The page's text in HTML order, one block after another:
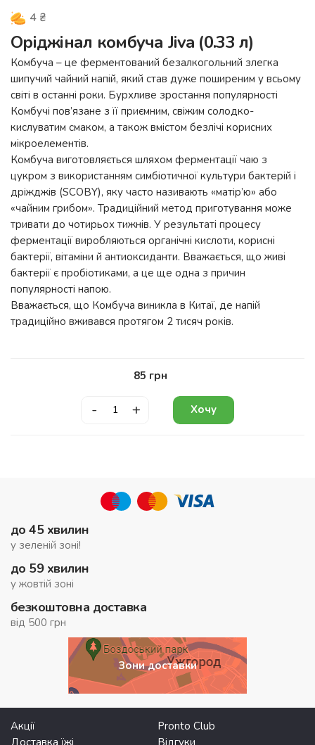
4 ₴
Оріджінал комбуча Jiva (0.33 л)
Комбуча – це ферментований безалкогольний злегка
шипучий чайний напій, який став дуже поширеним у всьому
світі в останні роки. Бурхливе зростання популярності
Комбучі пов’язане з її приємним, свіжим солодко-
кислуватим смаком, а також вмістом безлічі корисних
мікроелементів.
Комбуча виготовляється шляхом ферментації чаю з
цукром з використанням симбіотичної культури бактерій і
дріжджів (SCOBY), яку часто називають «матір’ю» або
«чайним грибом». Традиційний метод приготування може
тривати до чотирьох тижнів. У результаті процесу
ферментації виробляються органічні кислоти, корисні
бактерії, вітаміни й антиоксиданти. Вважається, що живі
бактерії є пробіотиками, а це ще одна з причин
популярності напою.
Вважається, що Комбуча виникла в Китаї, де напій
традиційно вживався протягом 2 тисяч років.
85 грн
- + Хочу
до 45 хвилин
у зеленій зоні!
до 59 хвилин
у жовтій зоні
безкоштовна доставка
від 500 грн
Зони доставки
Акції
Pronto Club